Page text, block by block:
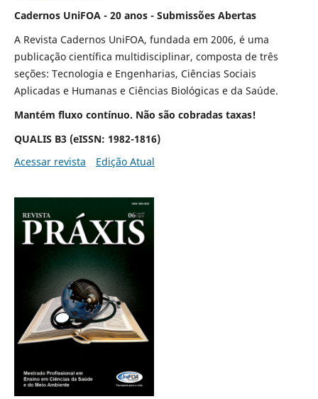
Cadernos UniFOA - 20 anos - Submissões Abertas
A Revista Cadernos UniFOA, fundada em 2006, é uma
publicação científica multidisciplinar, composta de três
seções: Tecnologia e Engenharias, Ciências Sociais
Aplicadas e Humanas e Ciências Biológicas e da Saúde.
Mantém fluxo contínuo. Não são cobradas taxas!
QUALIS B3 (eISSN: 1982-1816)
Acessar revista
Edição Atual